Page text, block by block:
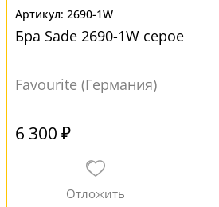
2690-1W
Бра Sade 2690-1W серое
Favourite (Германия)
6 300 ₽